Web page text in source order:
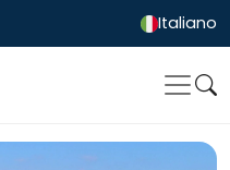
Italiano